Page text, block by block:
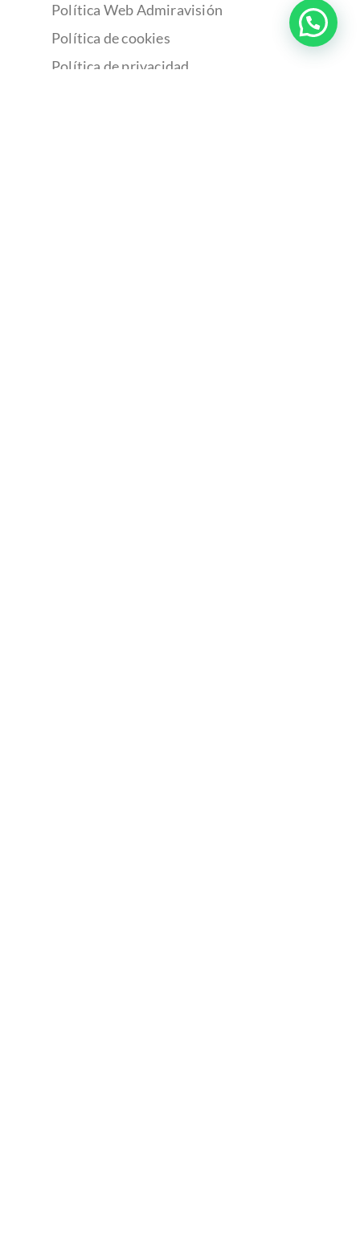
Política Web Admiravisión
Política de cookies
Política de privacidad